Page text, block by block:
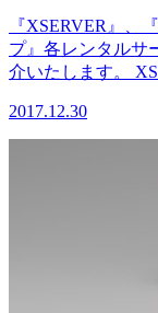
『XSERVER』、
プ』各レンタルサ
介いたします。
2017.12.30